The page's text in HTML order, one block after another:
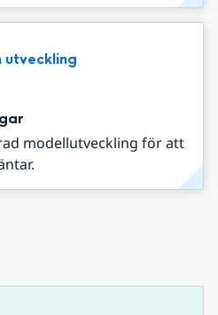
utveckling
modellutveckling för att